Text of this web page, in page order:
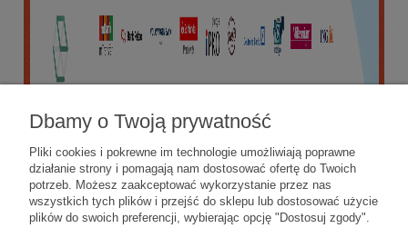
Dbamy o Twoją prywatność
Pliki cookies i pokrewne im technologie umożliwiają poprawne
działanie strony i pomagają nam dostosować ofertę do Twoich
potrzeb. Możesz zaakceptować wykorzystanie przez nas
wszystkich tych plików i przejść do sklepu lub dostosować użycie
plików do swoich preferencji, wybierając opcję "Dostosuj zgody".